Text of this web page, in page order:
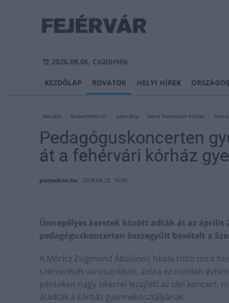
2026.08.06, Csütörtök
KEZDŐLAP ROVATOK HELYI HÍREK
Aktuális Székesfehérvár adomány Szent Pantaleon Kórház
Pedagóguskoncerten
át a fehérvári kórház
pantaleon.hu 2018.04.29. 16:00
Ünnepélyes keretek között adták át az április
pedagóguskoncerten összegyűlt bevételt a
A Móricz Zsigmond Általános Iskola több mint
szervezését városunkban, azóta ez minden
pénteken nagy sikerrel lezajlott az idei koncert,
átadták a kórház gyermekosztályának.